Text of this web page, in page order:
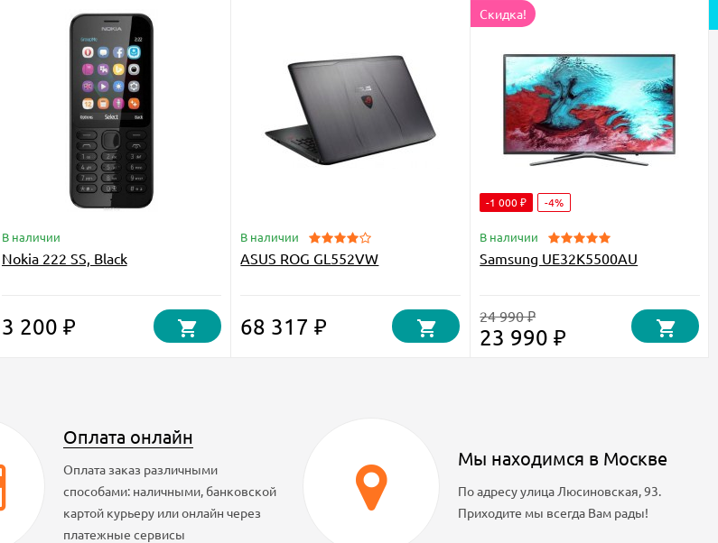
В наличии
Nokia 222 SS, Black
3 200 ₽
В наличии
ASUS ROG GL552VW
68 317 ₽
Скидка!
-1 000 ₽ -4%
В наличии
Samsung UE32K5500AU
24 990 ₽
23 990 ₽
Оплата онлайн
Оплата заказ различными
способами: наличными, банковской
картой курьеру или онлайн через
платежные сервисы
Мы находимся в Москве
По адресу улица Люсиновская, 93.
Приходите мы всегда Вам рады!